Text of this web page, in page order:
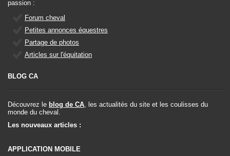
passion :
Forum cheval
Petites annonces équestres
Partage de photos
Articles sur l'équitation
BLOG CA
Découvrez le blog de CA , les actualités du site et les coulisses du
monde du cheval.
Les nouveaux articles :
APPLICATION MOBILE